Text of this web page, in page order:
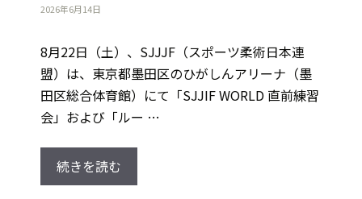
2026年6月14日
8月22日（土）、SJJJF（スポーツ柔術日本連
盟）は、東京都墨田区のひがしんアリーナ（墨
田区総合体育館）にて「SJJIF WORLD 直前練習
会」および「ルー …
続きを読む